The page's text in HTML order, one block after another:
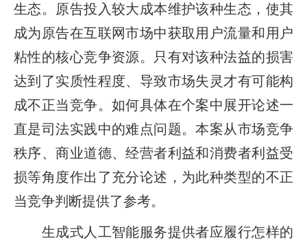
生态。原告投入较大成本维护该种生态，使其
成为原告在互联网市场中获取用户流量和用户
粘性的核心竞争资源。只有对该种法益的损害
达到了实质性程度、导致市场失灵才有可能构
成不正当竞争。如何具体在个案中展开论述一
直是司法实践中的难点问题。本案从市场竞争
秩序、商业道德、经营者利益和消费者利益受
损等角度作出了充分论述，为此种类型的不正
当竞争判断提供了参考。
生成式人工智能服务提供者应履行怎样的